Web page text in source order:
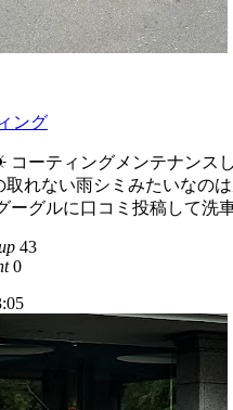
ング
コーティングメンテナンス
取れない雨シミみたいなの
ーグルに口コミ投稿して洗
43
0